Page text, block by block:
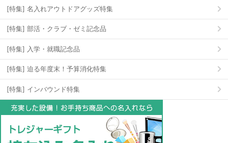
[特集] 名入れアウトドアグッズ特集
[特集] 部活・クラブ・ゼミ記念品
[特集] 入学・就職記念品
[特集] 迫る年度末！予算消化特集
[特集] インバウンド特集